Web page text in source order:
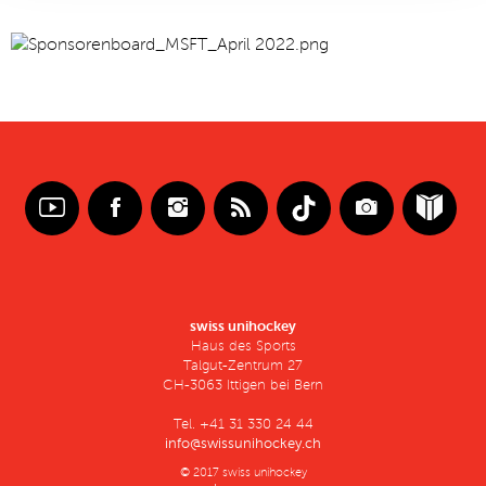
swiss unihockey
Haus des Sports
Talgut-Zentrum 27
CH-3063 Ittigen bei Bern
Tel. +41 31 330 24 44
info@swissunihockey.ch
© 2017 swiss unihockey